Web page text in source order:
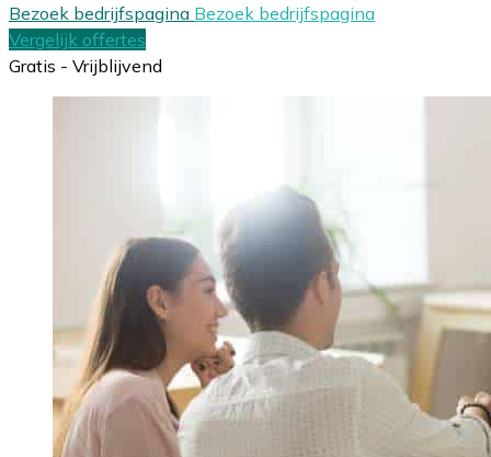
Bezoek bedrijfspagina Bezoek bedrijfspagina
Vergelijk offertes
Gratis - Vrijblijvend